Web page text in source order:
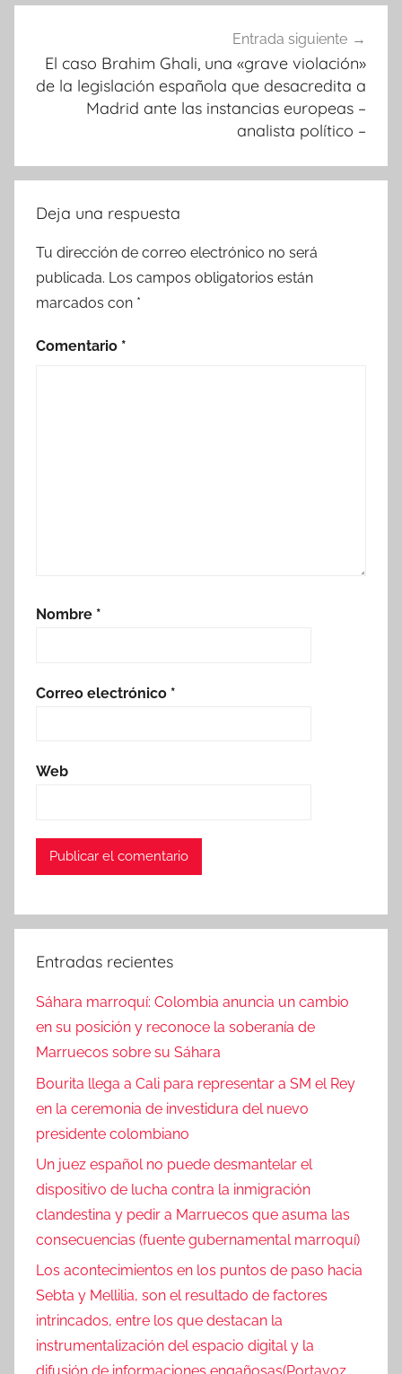
Entrada siguiente
El caso Brahim Ghali, una «grave violación»
de la legislación española que desacredita a
Madrid ante las instancias europeas –
analista político –
Deja una respuesta
Tu dirección de correo electrónico no será
publicada. Los campos obligatorios están
marcados con *
Comentario *
Nombre *
Correo electrónico *
Web
Entradas recientes
Sáhara marroquí: Colombia anuncia un cambio
en su posición y reconoce la soberanía de
Marruecos sobre su Sáhara
Bourita llega a Cali para representar a SM el Rey
en la ceremonia de investidura del nuevo
presidente colombiano
Un juez español no puede desmantelar el
dispositivo de lucha contra la inmigración
clandestina y pedir a Marruecos que asuma las
consecuencias (fuente gubernamental marroquí)
Los acontecimientos en los puntos de paso hacia
Sebta y Mellilia, son el resultado de factores
intrincados, entre los que destacan la
instrumentalización del espacio digital y la